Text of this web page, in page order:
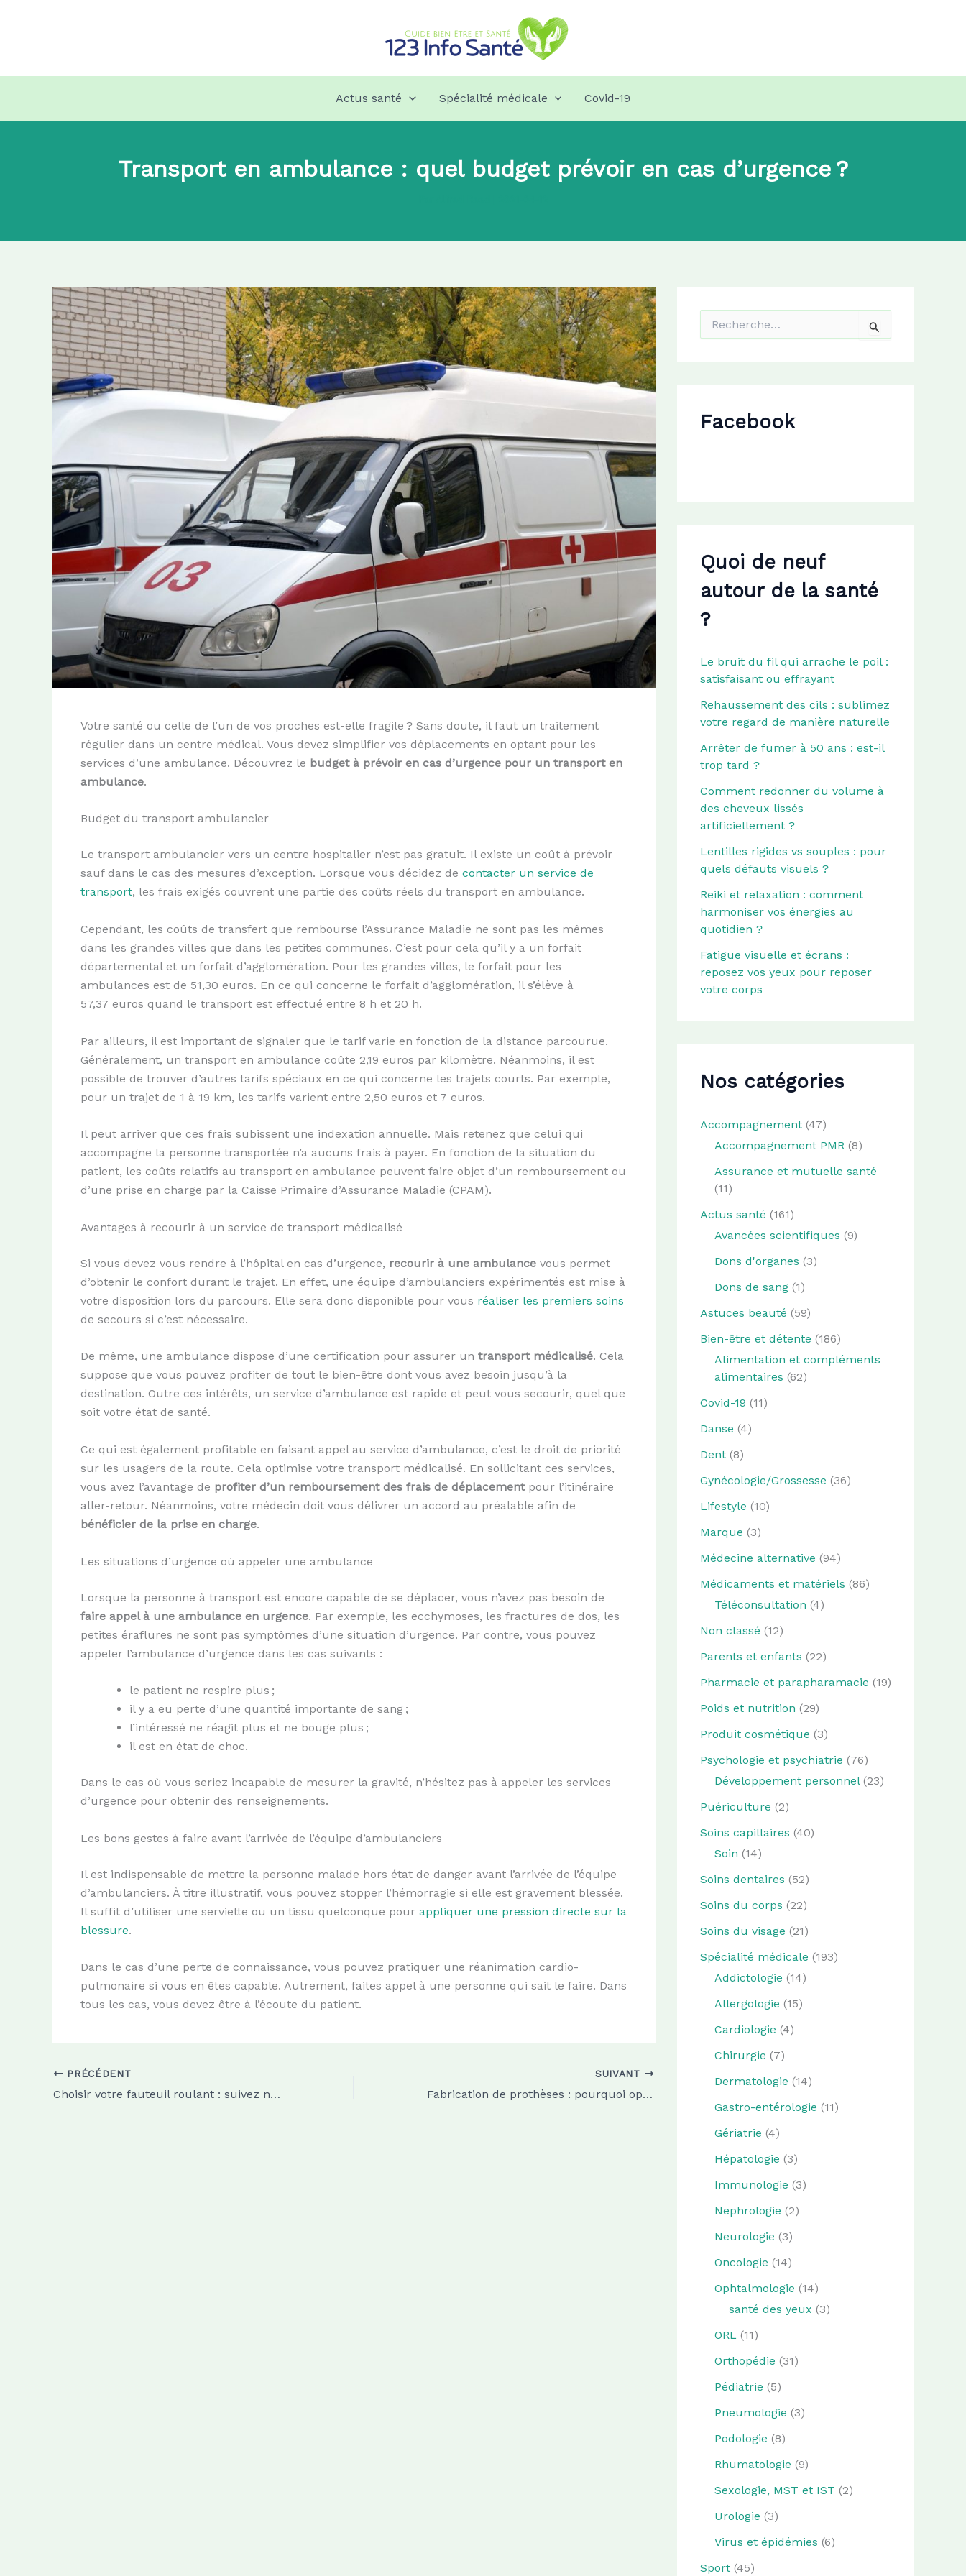
Actus santé Spécialité médicale Covid-19
Transport en ambulance : quel budget prévoir en cas d’urgence ?
Votre santé ou celle de l’un de vos proches est-elle fragile ? Sans doute, il faut un traitement
régulier dans un centre médical. Vous devez simplifier vos déplacements en optant pour les
services d’une ambulance. Découvrez le budget à prévoir en cas d’urgence pour un transport en
ambulance.
Budget du transport ambulancier
Le transport ambulancier vers un centre hospitalier n’est pas gratuit. Il existe un coût à prévoir
sauf dans le cas des mesures d’exception. Lorsque vous décidez de contacter un service de
transport, les frais exigés couvrent une partie des coûts réels du transport en ambulance.
Cependant, les coûts de transfert que rembourse l’Assurance Maladie ne sont pas les mêmes
dans les grandes villes que dans les petites communes. C’est pour cela qu’il y a un forfait
départemental et un forfait d’agglomération. Pour les grandes villes, le forfait pour les
ambulances est de 51,30 euros. En ce qui concerne le forfait d’agglomération, il s’élève à
57,37 euros quand le transport est effectué entre 8 h et 20 h.
Par ailleurs, il est important de signaler que le tarif varie en fonction de la distance parcourue.
Généralement, un transport en ambulance coûte 2,19 euros par kilomètre. Néanmoins, il est
possible de trouver d’autres tarifs spéciaux en ce qui concerne les trajets courts. Par exemple,
pour un trajet de 1 à 19 km, les tarifs varient entre 2,50 euros et 7 euros.
Il peut arriver que ces frais subissent une indexation annuelle. Mais retenez que celui qui
accompagne la personne transportée n’a aucuns frais à payer. En fonction de la situation du
patient, les coûts relatifs au transport en ambulance peuvent faire objet d’un remboursement ou
d’une prise en charge par la Caisse Primaire d’Assurance Maladie (CPAM).
Avantages à recourir à un service de transport médicalisé
Si vous devez vous rendre à l’hôpital en cas d’urgence, recourir à une ambulance vous permet
d’obtenir le confort durant le trajet. En effet, une équipe d’ambulanciers expérimentés est mise à
votre disposition lors du parcours. Elle sera donc disponible pour vous réaliser les premiers soins
de secours si c’est nécessaire.
De même, une ambulance dispose d’une certification pour assurer un transport médicalisé. Cela
suppose que vous pouvez profiter de tout le bien-être dont vous avez besoin jusqu’à la
destination. Outre ces intérêts, un service d’ambulance est rapide et peut vous secourir, quel que
soit votre état de santé.
Ce qui est également profitable en faisant appel au service d’ambulance, c’est le droit de priorité
sur les usagers de la route. Cela optimise votre transport médicalisé. En sollicitant ces services,
vous avez l’avantage de profiter d’un remboursement des frais de déplacementpour l’itinéraire
aller-retour. Néanmoins, votre médecin doit vous délivrer un accord au préalable afin de
bénéficier de la prise en charge.
Les situations d’urgence où appeler une ambulance
Lorsque la personne à transport est encore capable de se déplacer, vous n’avez pas besoin de
faire appel à une ambulance en urgence. Par exemple, les ecchymoses, les fractures de dos, les
petites éraflures ne sont pas symptômes d’une situation d’urgence. Par contre, vous pouvez
appeler l’ambulance d’urgence dans les cas suivants :
le patient ne respire plus ;
il y a eu perte d’une quantité importante de sang ;
l’intéressé ne réagit plus et ne bouge plus ;
il est en état de choc.
Dans le cas où vous seriez incapable de mesurer la gravité, n’hésitez pas à appeler les services
d’urgence pour obtenir des renseignements.
Les bons gestes à faire avant l’arrivée de l’équipe d’ambulanciers
Il est indispensable de mettre la personne malade hors état de danger avant l’arrivée de l’équipe
d’ambulanciers. À titre illustratif, vous pouvez stopper l’hémorragie si elle est gravement blessée.
Il suffit d’utiliser une serviette ou un tissu quelconque pour appliquer une pression directe sur la
blessure.
Dans le cas d’une perte de connaissance, vous pouvez pratiquer une réanimation cardio-
pulmonaire si vous en êtes capable. Autrement, faites appel à une personne qui sait le faire. Dans
tous les cas, vous devez être à l’écoute du patient.
PRÉCÉDENT
Choisir votre fauteuil roulant : suivez notre guide pratique
SUIVANT
Fabrication de prothèses : pourquoi opter pour un laboratoire dentaire ?
h
eFacebook
Quoi de neuf
autour de la santé
?
Le bruit du fil qui arrache le poil :
satisfaisant ou effrayant
Rehaussement des cils : sublimez
votre regard de manière naturelle
Arrêter de fumer à 50 ans : est-il
trop tard ?
Comment redonner du volume à
des cheveux lissés
artificiellement ?
Lentilles rigides vs souples : pour
quels défauts visuels ?
Reiki et relaxation : comment
harmoniser vos énergies au
quotidien ?
Fatigue visuelle et écrans :
reposez vos yeux pour reposer
votre corps
Nos catégories
Accompagnement (47)
Accompagnement PMR (8)
Assurance et mutuelle santé
(11)
Actus santé (161)
Avancées scientifiques (9)
Dons d'organes (3)
Dons de sang (1)
Astuces beauté (59)
Bien-être et détente (186)
Alimentation et compléments
alimentaires (62)
Covid-19 (11)
Danse (4)
Dent (8)
Gynécologie/Grossesse (36)
Lifestyle (10)
Marque (3)
Médecine alternative (94)
Médicaments et matériels (86)
Téléconsultation (4)
Non classé (12)
Parents et enfants (22)
Pharmacie et parapharamacie (19)
Poids et nutrition (29)
Produit cosmétique (3)
Psychologie et psychiatrie (76)
Développement personnel(23)
Puériculture (2)
Soins capillaires (40)
Soin (14)
Soins dentaires (52)
Soins du corps (22)
Soins du visage (21)
Spécialité médicale (193)
Addictologie (14)
Allergologie (15)
Cardiologie (4)
Chirurgie (7)
Dermatologie (14)
Gastro-entérologie (11)
Gériatrie (4)
Hépatologie (3)
Immunologie (3)
Nephrologie (2)
Neurologie (3)
Oncologie (14)
Ophtalmologie (14)
santé des yeux (3)
ORL (11)
Orthopédie (31)
Pédiatrie (5)
Pneumologie (3)
Podologie (8)
Rhumatologie (9)
Sexologie, MST et IST (2)
Urologie (3)
Virus et épidémies (6)
Sport (45)